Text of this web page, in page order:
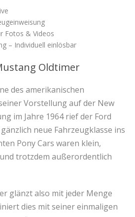
Fotos & Videos
– Individuell einlösbar
Oldtimer
des amerikanischen
Vorstellung auf der New
im Jahre 1964 rief der Ford
neue Fahrzeugklasse ins
Pony Cars waren klein,
trotzdem außerordentlich
glänzt also mit jeder Menge
dies mit seiner einmaligen